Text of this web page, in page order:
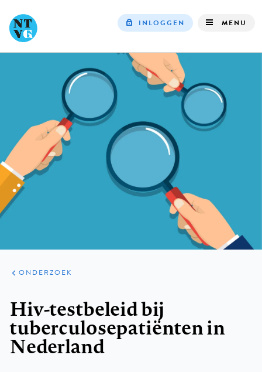
INLOGGEN MENU
ARTIKELEN
ONDERZOEK
ONDERZOEK
Hiv-testbeleid bij
tuberculosepatiënten in
Nederland